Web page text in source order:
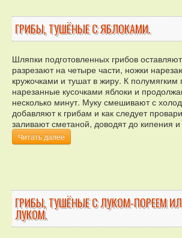
ГРИБЫ, ТУШЁНЫЕ С ЯБЛОКАМИ.
Шляпки подготовленных грибов
разрезают на четыре части, ножки
кружочками и тушат в жиру. К
нарезанные кусочками яблоки и
несколько минут. Муку смешивают с
добавляют к грибам и как следует
заливают сметаной, доводят до кипения
Читать далее
ГРИБЫ, ТУШЁНЫЕ С ЛУКОМ-ПОРЕЕМ
ЛУКОМ.